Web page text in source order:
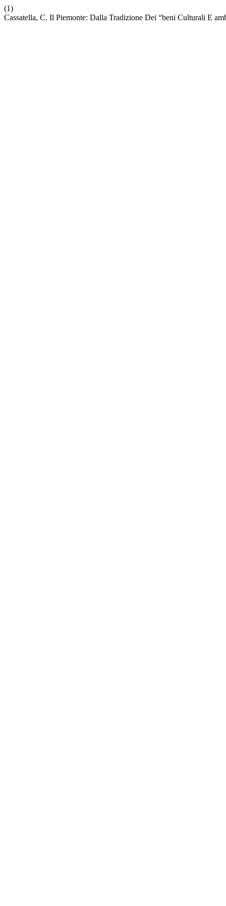
(1)
Cassatella, C. Il Piemonte: Dalla Tradizione Dei “beni Culturali E